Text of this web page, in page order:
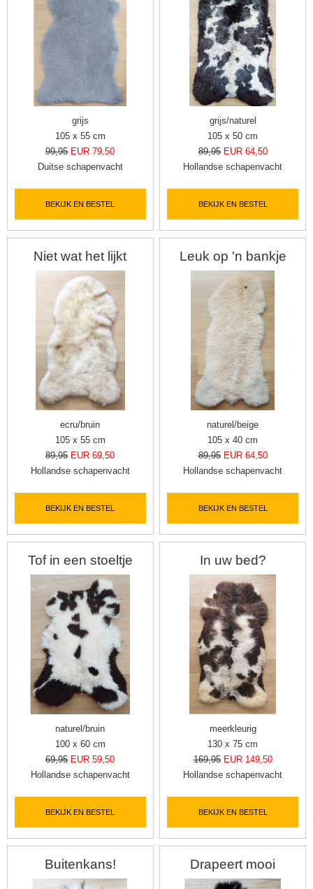
grijs
105 x 55 cm
99,95 EUR 79,50
Duitse schapenvacht
BEKIJK EN BESTEL
grijs/naturel
105 x 50 cm
89,95 EUR 64,50
Hollandse schapenvacht
BEKIJK EN BESTEL
Niet wat het lijkt
ecru/bruin
105 x 55 cm
89,95 EUR 69,50
Hollandse schapenvacht
BEKIJK EN BESTEL
Leuk op 'n bankje
naturel/beige
105 x 40 cm
89,95 EUR 64,50
Hollandse schapenvacht
BEKIJK EN BESTEL
Tof in een stoeltje
naturel/bruin
100 x 60 cm
69,95 EUR 59,50
Hollandse schapenvacht
BEKIJK EN BESTEL
In uw bed?
meerkleurig
130 x 75 cm
169,95 EUR 149,50
Hollandse schapenvacht
BEKIJK EN BESTEL
Buitenkans! Drapeert mooi